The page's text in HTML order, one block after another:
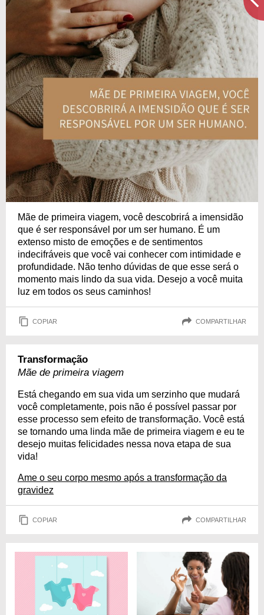
Mãe de primeira viagem, você descobrirá a imensidão
que é ser responsável por um ser humano. É um
extenso misto de emoções e de sentimentos
indecifráveis que você vai conhecer com intimidade e
profundidade. Não tenho dúvidas de que esse será o
momento mais lindo da sua vida. Desejo a você muita
luz em todos os seus caminhos!
COPIAR COMPARTILHAR
Transformação
Mãe de primeira viagem
Está chegando em sua vida um serzinho que mudará
você completamente, pois não é possível passar por
esse processo sem efeito de transformação. Você está
se tornando uma linda mãe de primeira viagem e eu te
desejo muitas felicidades nessa nova etapa de sua
vida!
Ame o seu corpo mesmo após a transformação da
gravidez
COPIAR COMPARTILHAR